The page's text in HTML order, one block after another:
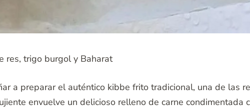
res, trigo burgol y Baharat
a preparar el auténtico kibbe frito tradicional, una de las
envuelve un delicioso relleno de carne condimentada